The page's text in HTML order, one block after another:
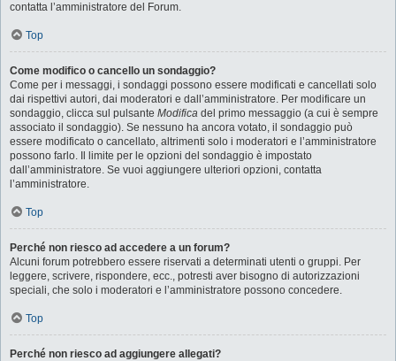
contatta l’amministratore del Forum.
Top
Come modifico o cancello un sondaggio?
Come per i messaggi, i sondaggi possono essere modificati e cancellati solo
dai rispettivi autori, dai moderatori e dall’amministratore. Per modificare un
sondaggio, clicca sul pulsante Modifica del primo messaggio (a cui è sempre
associato il sondaggio). Se nessuno ha ancora votato, il sondaggio può
essere modificato o cancellato, altrimenti solo i moderatori e l’amministratore
possono farlo. Il limite per le opzioni del sondaggio è impostato
dall’amministratore. Se vuoi aggiungere ulteriori opzioni, contatta
l’amministratore.
Top
Perché non riesco ad accedere a un forum?
Alcuni forum potrebbero essere riservati a determinati utenti o gruppi. Per
leggere, scrivere, rispondere, ecc., potresti aver bisogno di autorizzazioni
speciali, che solo i moderatori e l’amministratore possono concedere.
Top
Perché non riesco ad aggiungere allegati?